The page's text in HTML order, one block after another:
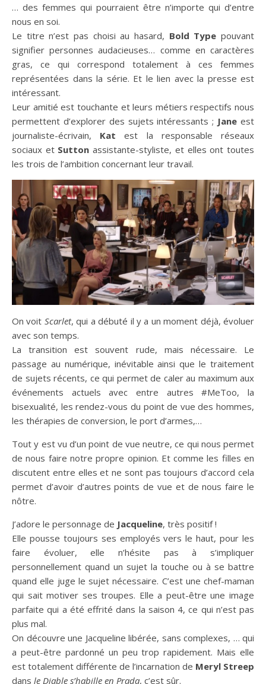
… des femmes qui pourraient être n’importe qui d’entre
nous en soi.
Le titre n’est pas choisi au hasard, Bold Type pouvant
signifier personnes audacieuses… comme en caractères
gras, ce qui correspond totalement à ces femmes
représentées dans la série. Et le lien avec la presse est
intéressant.
Leur amitié est touchante et leurs métiers respectifs nous
permettent d’explorer des sujets intéressants ; Jane est
journaliste-écrivain, Kat est la responsable réseaux
sociaux et Sutton assistante-styliste, et elles ont toutes
les trois de l’ambition concernant leur travail.
On voit Scarlet, qui a débuté il y a un moment déjà, évoluer
avec son temps.
La transition est souvent rude, mais nécessaire. Le
passage au numérique, inévitable ainsi que le traitement
de sujets récents, ce qui permet de caler au maximum aux
événements actuels avec entre autres #MeToo, la
bisexualité, les rendez-vous du point de vue des hommes,
les thérapies de conversion, le port d’armes,…
Tout y est vu d’un point de vue neutre, ce qui nous permet
de nous faire notre propre opinion. Et comme les filles en
discutent entre elles et ne sont pas toujours d’accord cela
permet d’avoir d’autres points de vue et de nous faire le
nôtre.
J’adore le personnage de Jacqueline, très positif !
Elle pousse toujours ses employés vers le haut, pour les
faire évoluer, elle n’hésite pas à s’impliquer
personnellement quand un sujet la touche ou à se battre
quand elle juge le sujet nécessaire. C’est une chef-maman
qui sait motiver ses troupes. Elle a peut-être une image
parfaite qui a été effrité dans la saison 4, ce qui n’est pas
plus mal.
On découvre une Jacqueline libérée, sans complexes, … qui
a peut-être pardonné un peu trop rapidement. Mais elle
est totalement différente de l’incarnation de Meryl Streep
dans le Diable s’habille en Prada, c’est sûr.